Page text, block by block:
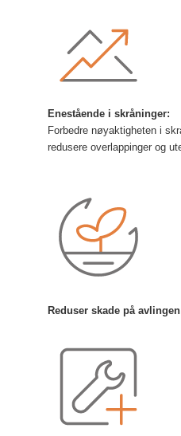
Enestående i skråninger:
Forbedre nøyaktigheten i
redusere overlappinger og
Reduser skade på avlingen